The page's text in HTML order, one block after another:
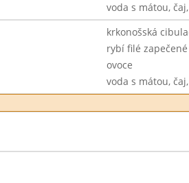
voda s mátou,
krkonošská
rybí filé
ovoce
voda s mátou,